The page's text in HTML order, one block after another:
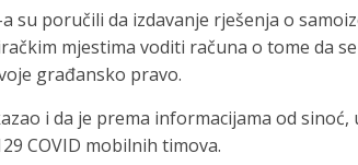
a su poručili da izdavanje rješenja o
mjestima voditi računa o tome da
građansko pravo.
i da je prema informacijama od
COVID mobilnih timova.